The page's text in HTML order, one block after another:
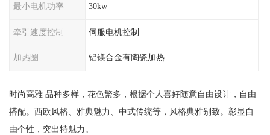
最小电机功率 30kw
牵引速度控制 伺服电机控制
加热圈 铝镁合金有陶瓷加热
时尚高雅 品种多样，花色繁多，根据个人喜好随意自由设计，自由
搭配。西欧风格、雅典魅力、中式传统等，风格典雅别致。彰显自
由个性，突出特魅力。